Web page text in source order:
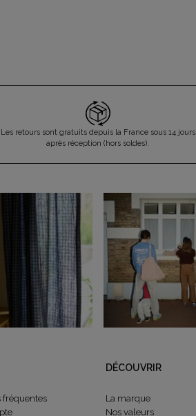
Les retours sont gratuits depuis la France sous 14 jours
après réception (hors soldes).
fréquentes
DÉCOUVRIR
La marque
Nos valeurs